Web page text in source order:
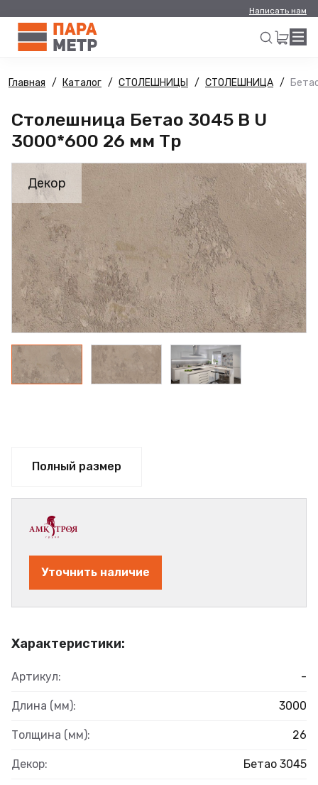
Написать нам
Искать
Главная Каталог СТОЛЕШНИЦЫ СТОЛЕШНИЦА
Столешница Бетао 3045 B U
3000*600 26 мм Тр
Декор
Полный размер
Характеристики:
Артикул: -
Длина (мм): 3000
Толщина (мм): 26
Декор: Бетао 3045
Уточнить наличие